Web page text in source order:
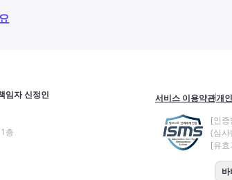
임자 신정인
층
서비스 이용약관개
[인증
(심사
[유